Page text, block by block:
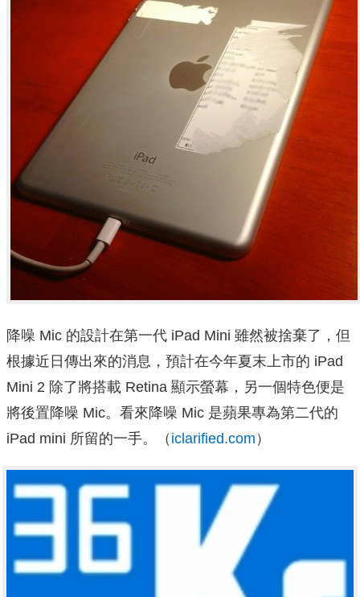
降噪 Mic 的設計在第一代 iPad Mini 雖然被捨棄了，但
根據近日傳出來的消息，預計在今年夏末上市的 iPad
Mini 2 除了將搭載 Retina 顯示螢幕，另一個特色便是
將後置降噪 Mic。看來降噪 Mic 是蘋果專為第二代的
iPad mini 所留的一手。
（ iclarified.com ）